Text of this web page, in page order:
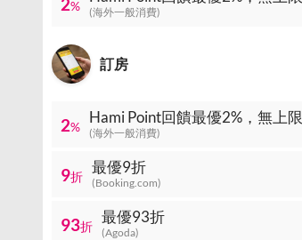
% (海外一般消費)
訂房
2% Hami Point回饋最優2%，無上限
(海外一般消費)
9折 最優9折
(Booking.com)
93折 最優93折
(Agoda)